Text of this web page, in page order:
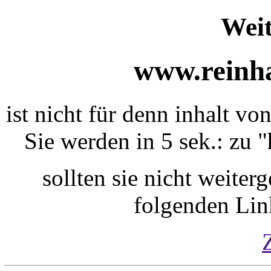
ist nicht für denn inhalt
Sie werden in 5 sek.: zu "
sollten sie nicht
folgenden